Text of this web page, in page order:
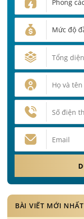
BÀI VIẾT MỚI NHẤT